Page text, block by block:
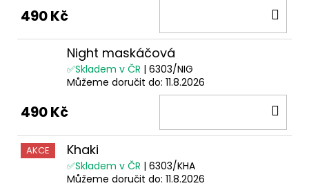
490 Kč
Night maskáčová
✅Skladem v ČR | 6303/NIG
Můžeme doručit do: 11.8.2026
490 Kč
AKCE Khaki
✅Skladem v ČR | 6303/KHA
Můžeme doručit do: 11.8.2026